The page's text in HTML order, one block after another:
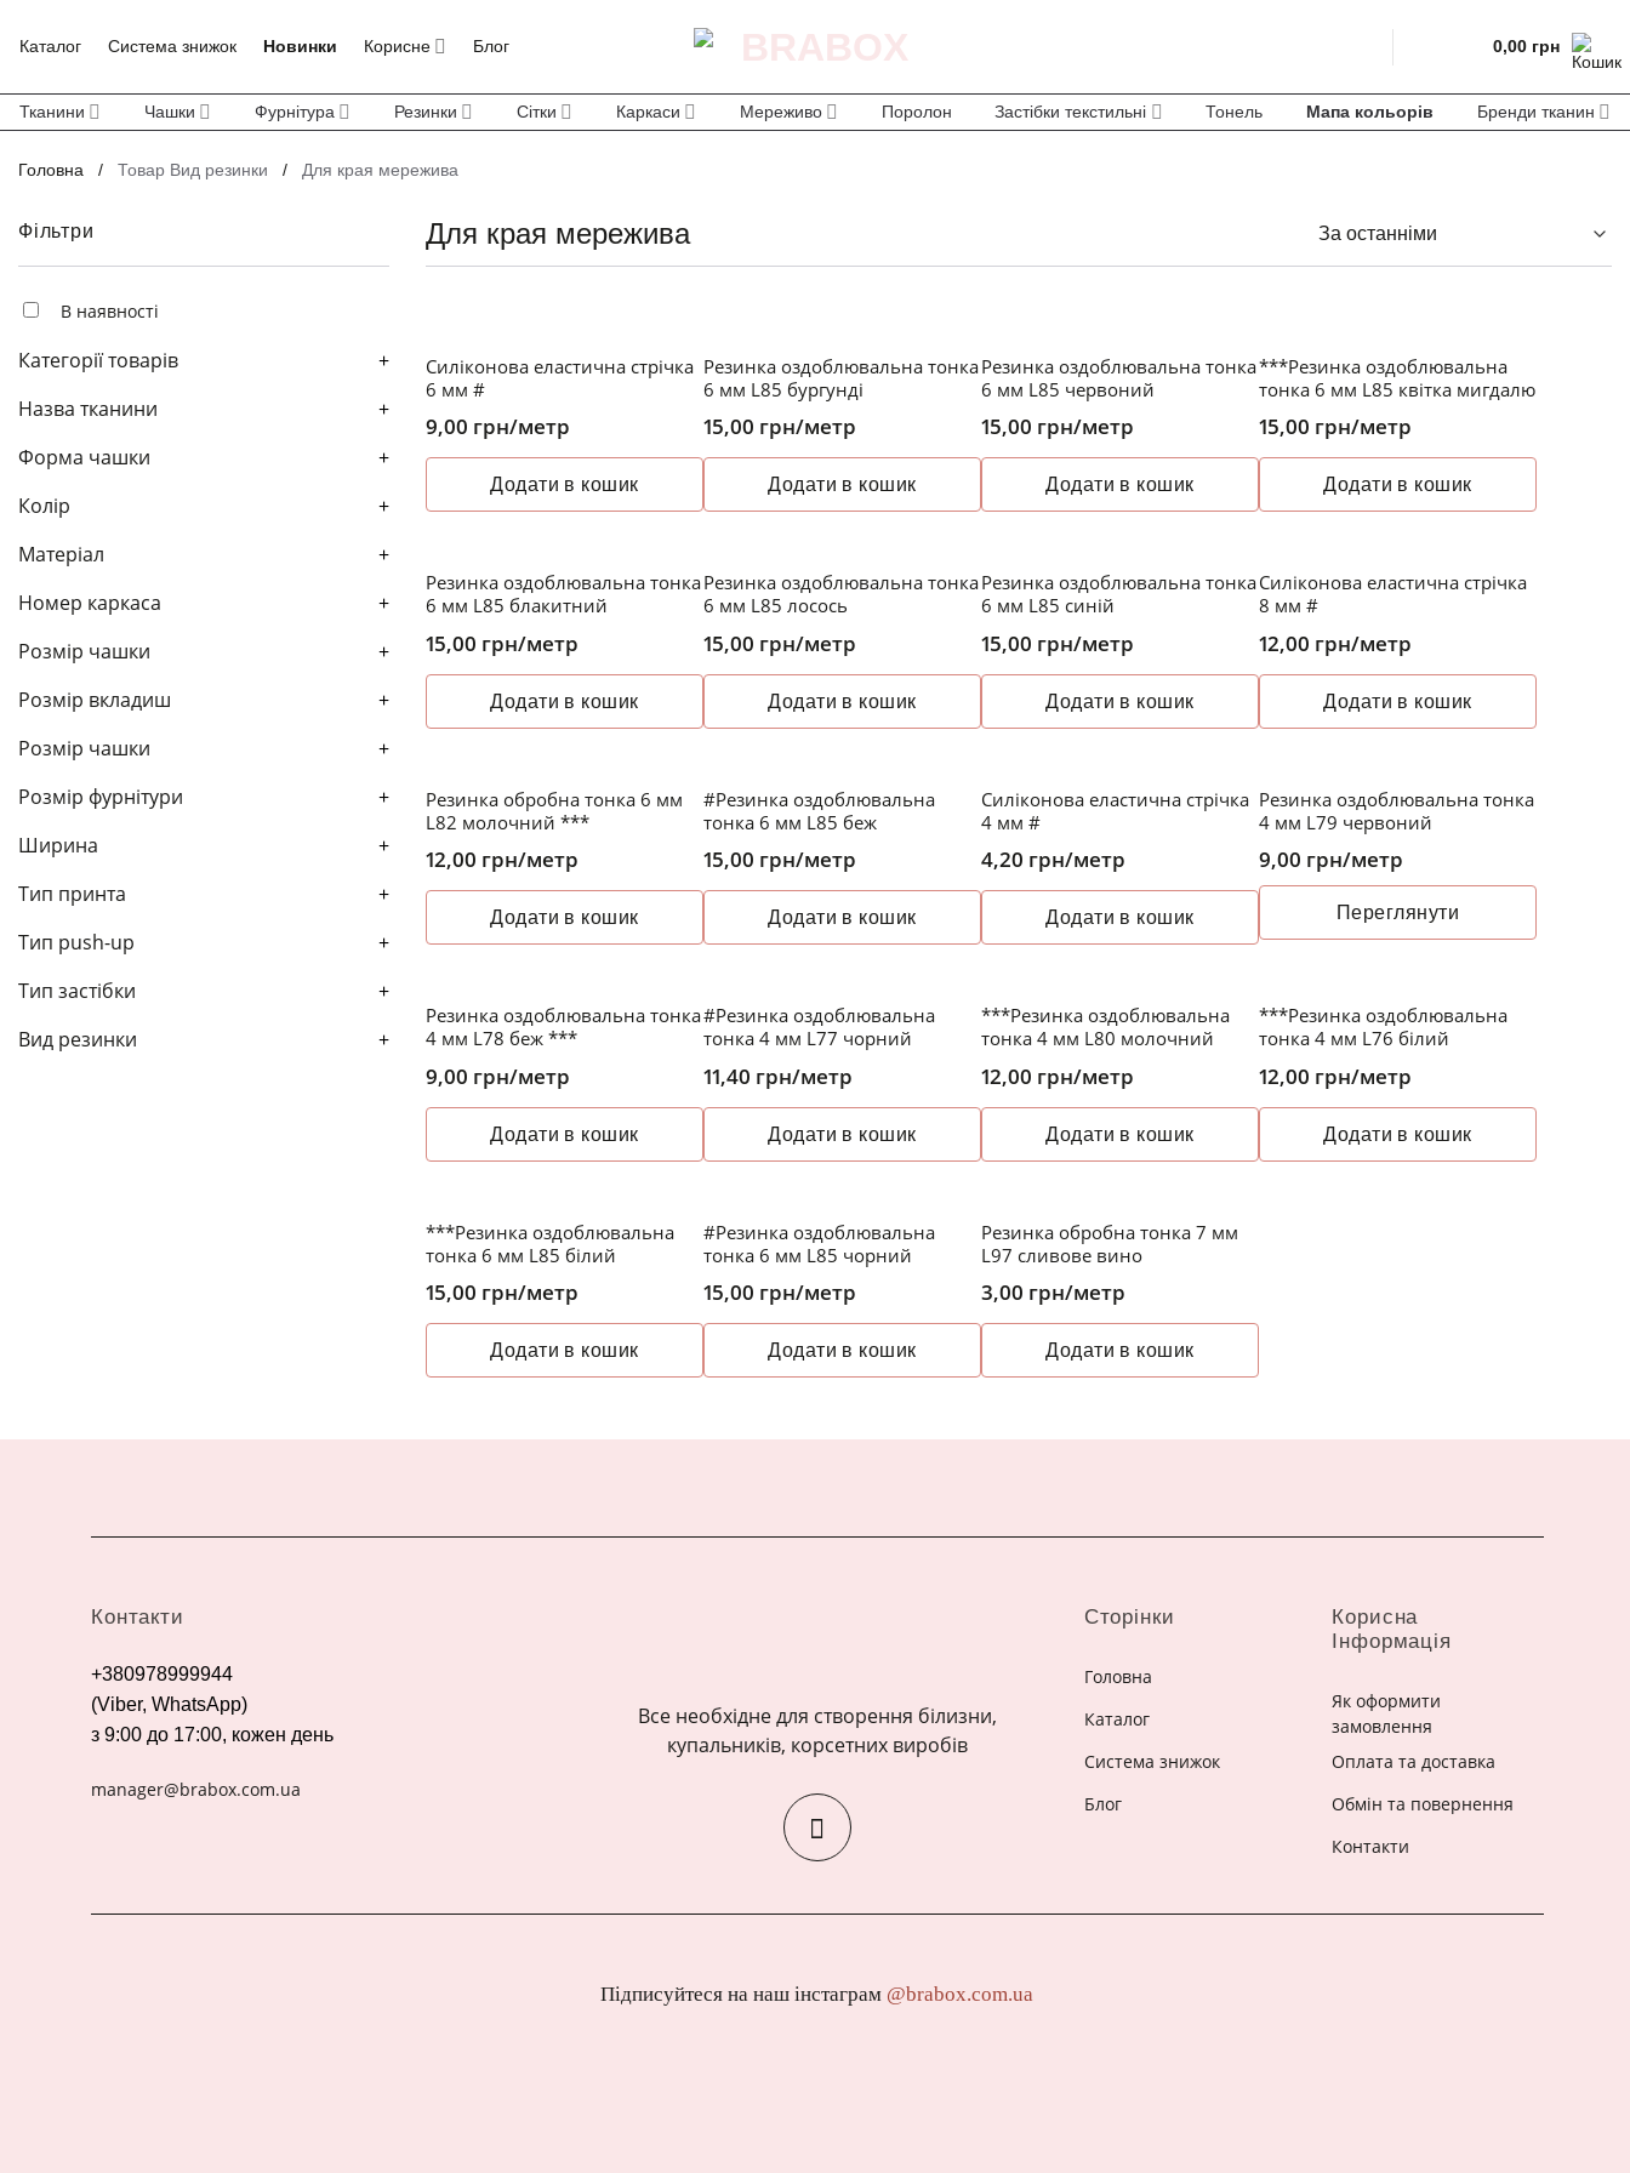
Каталог Система знижок Новинки Корисне Блог 0,00 грн
Тканини Чашки Фурнітура Резинки Сітки Каркаси Мереживо Поролон Застібки текстильні Тонель Мапа кольорів Бренди тканин
Головна / Товар Вид резинки / Для края мережива
Фільтри
В наявності
Категорії товарів
+
Назва тканини
+
Форма чашки
+
Колір
+
Матеріал
+
Номер каркаса
+
Розмір чашки
+
Розмір вкладиш
+
Розмір чашки
+
Розмір фурнітури
+
Ширина
+
Тип принта
+
Тип push-up
+
Тип застібки
+
Вид резинки
+
Для края мережива
Силіконова еластична стрічка
6 мм #
9,00 грн/метр
Додати в кошик
Резинка оздоблювальна тонка
6 мм L85 бургунді
15,00 грн/метр
Додати в кошик
Резинка оздоблювальна тонка
6 мм L85 червоний
15,00 грн/метр
Додати в кошик
***Резинка оздоблювальна
тонка 6 мм L85 квітка мигдалю
15,00 грн/метр
Додати в кошик
Резинка оздоблювальна тонка
6 мм L85 блакитний
15,00 грн/метр
Додати в кошик
Резинка оздоблювальна тонка
6 мм L85 лосось
15,00 грн/метр
Додати в кошик
Резинка оздоблювальна тонка
6 мм L85 синій
15,00 грн/метр
Додати в кошик
Силіконова еластична стрічка
8 мм #
12,00 грн/метр
Додати в кошик
Резинка обробна тонка 6 мм
L82 молочний ***
12,00 грн/метр
Додати в кошик
#Резинка оздоблювальна
тонка 6 мм L85 беж
15,00 грн/метр
Додати в кошик
Силіконова еластична стрічка
4 мм #
4,20 грн/метр
Додати в кошик
НЕМАЄ В НАЯВНОСТІ
Резинка оздоблювальна тонка
4 мм L79 червоний
9,00 грн/метр
Переглянути
Резинка оздоблювальна тонка
4 мм L78 беж ***
9,00 грн/метр
Додати в кошик
#Резинка оздоблювальна
тонка 4 мм L77 чорний
11,40 грн/метр
Додати в кошик
***Резинка оздоблювальна
тонка 4 мм L80 молочний
12,00 грн/метр
Додати в кошик
***Резинка оздоблювальна
тонка 4 мм L76 білий
12,00 грн/метр
Додати в кошик
***Резинка оздоблювальна
тонка 6 мм L85 білий
15,00 грн/метр
Додати в кошик
#Резинка оздоблювальна
тонка 6 мм L85 чорний
15,00 грн/метр
Додати в кошик
Резинка обробна тонка 7 мм
L97 сливове вино
3,00 грн/метр
Додати в кошик
Контакти
+380978999944
(Viber, WhatsApp)
з 9:00 до 17:00, кожен день
manager@brabox.com.ua
Все необхідне для створення білизни,
купальників, корсетних виробів
Сторінки
Головна
Каталог
Система знижок
Блог
Корисна
Інформація
Як оформити
замовлення
Оплата та доставка
Обмін та повернення
Контакти
Підписуйтеся на наш інстаграм @brabox.com.ua